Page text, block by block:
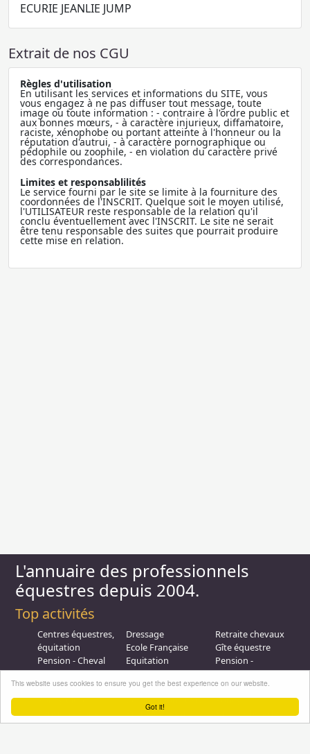
Got it!
This website uses cookies to ensure you get the best experience on our website.
ECURIE JEANLIE JUMP
Extrait de nos CGU
Règles d'utilisation
En utilisant les services et informations du SITE, vous
vous engagez à ne pas diffuser tout message, toute
image ou toute information : - contraire à l'ordre public et
aux bonnes mœurs, - à caractère injurieux, diffamatoire,
raciste, xénophobe ou portant atteinte à l'honneur ou la
réputation d'autrui, - à caractère pornographique ou
pédophile ou zoophile, - en violation du caractère privé
des correspondances.
Limites et responsablilités
Le service fourni par le site se limite à la fourniture des
coordonnées de l'INSCRIT. Quelque soit le moyen utilisé,
l'UTILISATEUR reste responsable de la relation qu'il
conclu éventuellement avec l'INSCRIT. Le site ne serait
être tenu responsable des suites que pourrait produire
cette mise en relation.
L'annuaire des professionnels
équestres depuis 2004.
Top activités
Centres équestres,
équitation
Pension - Cheval
Ecurie de
propriétaire
Poney Club
Pension - Poney
Débourrage
Dressage
Ecole Française
Equitation
Promenade
Equitation de loisir
Compétition - CSO
Promenades à
Cheval
Retraite chevaux
Gîte équestre
Pension -
Poulinieres
Promenades à
Poney
Saut d obstacle
Relais étape